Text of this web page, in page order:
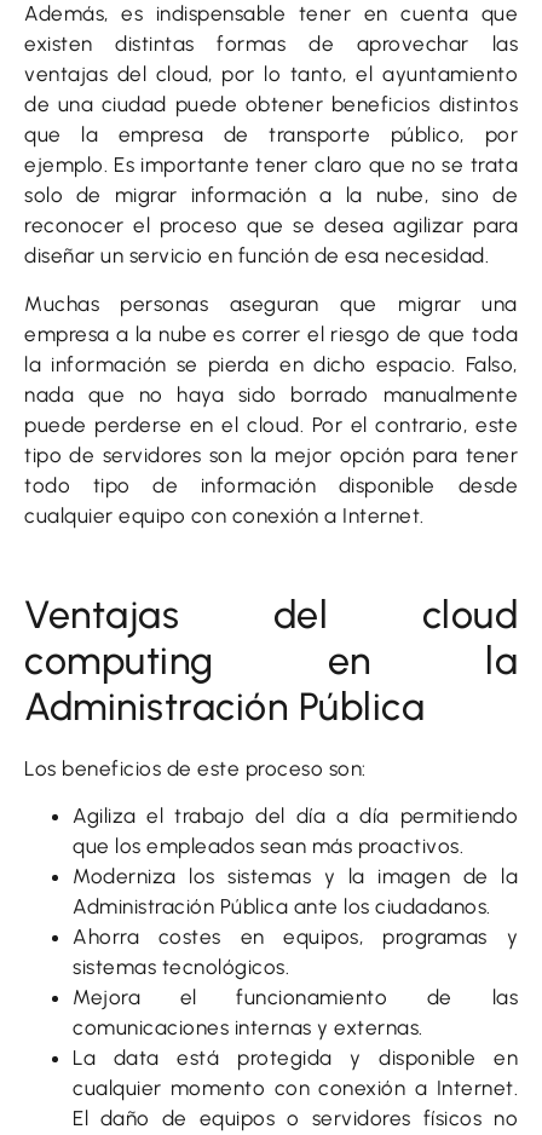
Además, es indispensable tener en cuenta que
existen distintas formas de aprovechar las
ventajas del cloud, por lo tanto, el ayuntamiento
de una ciudad puede obtener beneficios distintos
que la empresa de transporte público, por
ejemplo. Es importante tener claro que no se trata
solo de migrar información a la nube, sino de
reconocer el proceso que se desea agilizar para
diseñar un servicio en función de esa necesidad.
Muchas personas aseguran que migrar una
empresa a la nube es correr el riesgo de que toda
la información se pierda en dicho espacio. Falso,
nada que no haya sido borrado manualmente
puede perderse en el cloud. Por el contrario, este
tipo de servidores son la mejor opción para tener
todo tipo de información disponible desde
cualquier equipo con conexión a Internet.
Ventajas del cloud
computing en la
Administración Pública
Los beneficios de este proceso son:
Agiliza el trabajo del día a día permitiendo
que los empleados sean más proactivos.
Moderniza los sistemas y la imagen de la
Administración Pública ante los ciudadanos.
Ahorra costes en equipos, programas y
sistemas tecnológicos.
Mejora el funcionamiento de las
comunicaciones internas y externas.
La data está protegida y disponible en
cualquier momento con conexión a Internet.
El daño de equipos o servidores físicos no